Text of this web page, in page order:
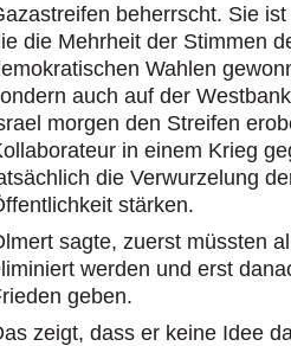
beherrscht. Sie
die Mehrheit der Stimmen
Wahlen
auch auf der
morgen den Streifen
in einem Krieg
die Verwurzelung
stärken.
sagte, zuerst müssten
werden und erst
geben.
zeigt, dass er keine Idee